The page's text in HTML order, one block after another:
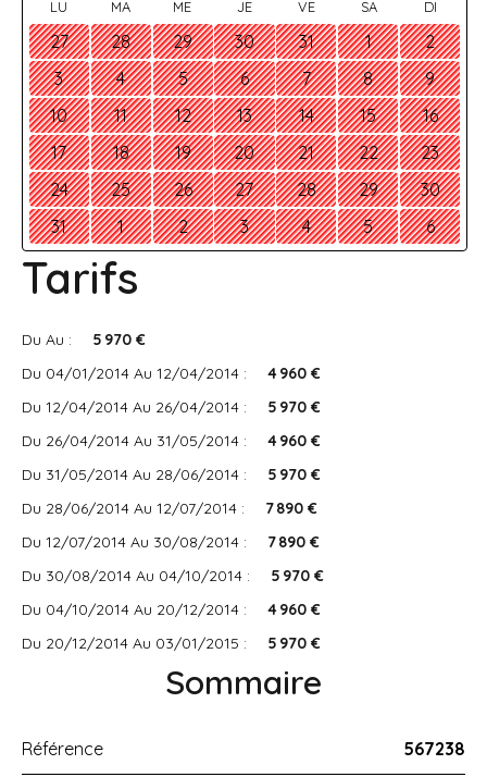
LU MA ME JE VE SA DI
27 28 29 30 31 1
2
3
4 5 6 7 8
9
10
11 12 13 14 15
16
17
18 19 20 21 22
23
24
25 26 27 28 29
30
31
1 2 3 4 5 6
Tarifs
Du Au :
5 970 €
Du 04/01/2014 Au 12/04/2014 :
4 960 €
Du 12/04/2014 Au 26/04/2014 :
5 970 €
Du 26/04/2014 Au 31/05/2014 :
4 960 €
Du 31/05/2014 Au 28/06/2014 :
5 970 €
Du 28/06/2014 Au 12/07/2014 :
7 890 €
Du 12/07/2014 Au 30/08/2014 :
7 890 €
Du 30/08/2014 Au 04/10/2014 :
5 970 €
Du 04/10/2014 Au 20/12/2014 :
4 960 €
Du 20/12/2014 Au 03/01/2015 :
5 970 €
Sommaire
Référence 567238